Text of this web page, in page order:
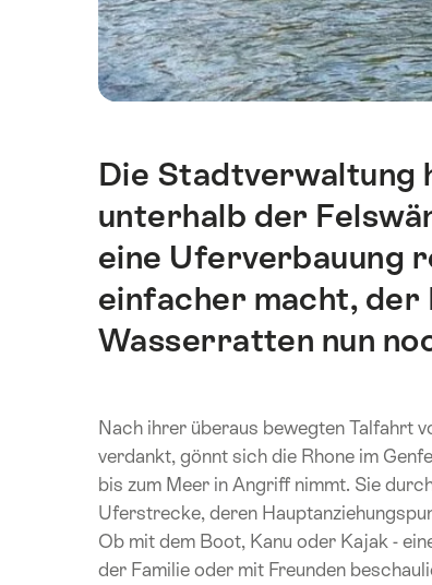
Einleitung
Die
unterhalb der
eine Uferverbauung
einfacher macht, der
Wasserratten nun
Nach ihrer überaus bewegten Talfahrt
verdankt, gönnt sich die Rhone im
bis zum Meer in Angriff nimmt. Sie
Uferstrecke, deren
Ob mit dem Boot, Kanu oder Kajak -
der Familie oder mit Freunden